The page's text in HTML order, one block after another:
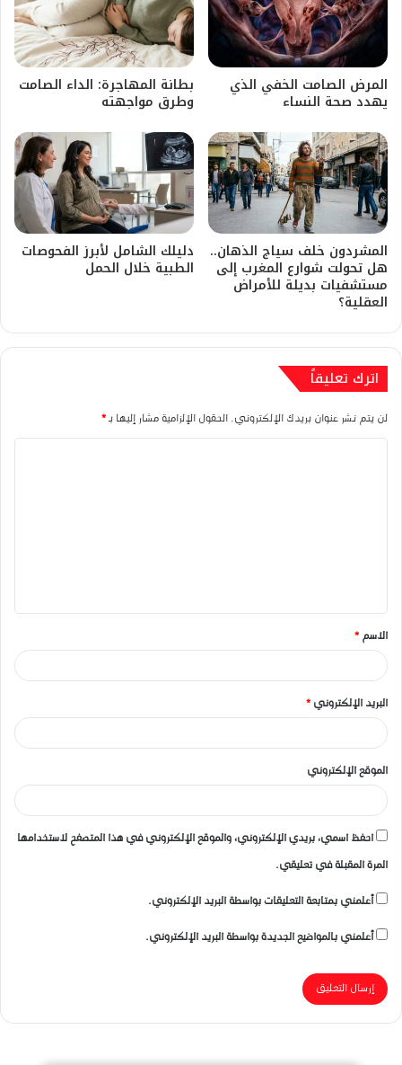
المرض الصامت الخفي الذي
يهدد صحة النساء
بطانة المهاجرة: الداء الصامت
وطرق مواجهته
​المشردون خلف سياج الذهان..
هل تحولت شوارع المغرب إلى
مستشفيات بديلة للأمراض
العقلية؟
دليلك الشامل لأبرز الفحوصات
الطبية خلال الحمل
اترك تعليقاً
لن يتم نشر عنوان بريدك الإلكتروني. الحقول الإلزامية مشار إليها بـ*
ق
*
الاسم *
البريد الإلكتروني *
الموقع الإلكتروني
احفظ اسمي، بريدي الإلكتروني، والموقع الإلكتروني في هذا المتصفح لاستخدامها
المرة المقبلة في تعليقي.
أعلمني بمتابعة التعليقات بواسطة البريد الإلكتروني.
أعلمني بالمواضيع الجديدة بواسطة البريد الإلكتروني.